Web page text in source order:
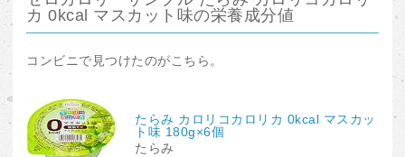
カ 0kcal マスカット味の栄養成分値
コンビニで見つけたのがこちら。
たらみ カロリコカロリカ 0kcal マスカッ
ト味 180g×6個
たらみ